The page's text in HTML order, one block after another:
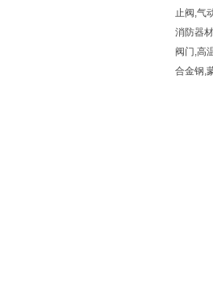
止阀,气
消防器
阀门,高
合金钢,